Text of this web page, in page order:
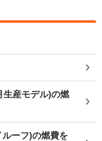
生産モデル)の燃
ーフ)の燃費を